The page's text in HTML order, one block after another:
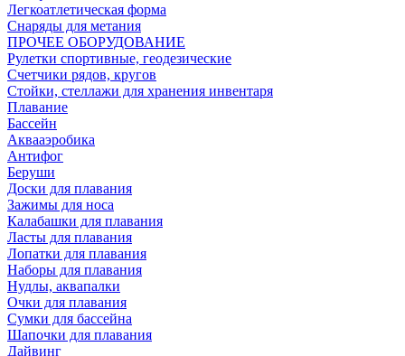
Легкоатлетическая форма
Снаряды для метания
ПРОЧЕЕ ОБОРУДОВАНИЕ
Рулетки спортивные, геодезические
Счетчики рядов, кругов
Стойки, стеллажи для хранения инвентаря
Плавание
Бассейн
Аквааэробика
Антифог
Беруши
Доски для плавания
Зажимы для носа
Калабашки для плавания
Ласты для плавания
Лопатки для плавания
Наборы для плавания
Нудлы, аквапалки
Очки для плавания
Сумки для бассейна
Шапочки для плавания
Дайвинг